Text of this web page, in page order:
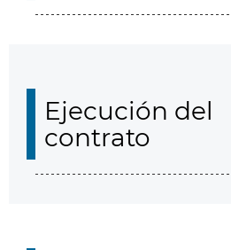
Ejecución del
contrato